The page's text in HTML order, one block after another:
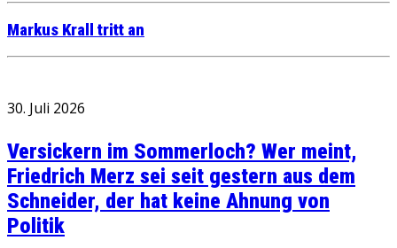
Markus Krall tritt an
30. Juli 2026
Versickern im Sommerloch? Wer meint,
Friedrich Merz sei seit gestern aus dem
Schneider, der hat keine Ahnung von
Politik